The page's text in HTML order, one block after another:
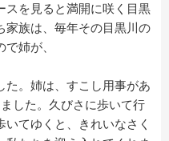
を見ると満開に咲く目黒
家族は、毎年その目黒川の
姉が、
た。姉は、すこし用事があ
した。久びさに歩いて行
いてゆくと、きれいなさく